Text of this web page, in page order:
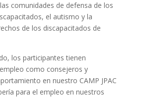
comunidades de defensa de los
el autismo y la
de los discapacitados de
los participantes tienen
como consejeros y
en nuestro CAMP JPAC
para el empleo en nuestros